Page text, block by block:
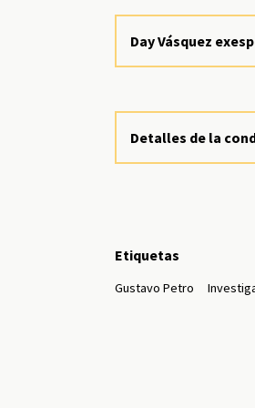
Day Vásquez
Detalles de la
Etiquetas
Gustavo Petro